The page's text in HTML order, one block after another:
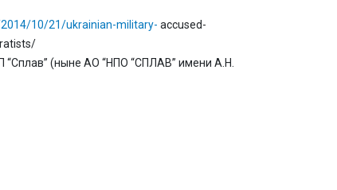
10/21/ukrainian-military- accused-
“Сплав” (ныне АО “НПО “СПЛАВ” имени А.Н.